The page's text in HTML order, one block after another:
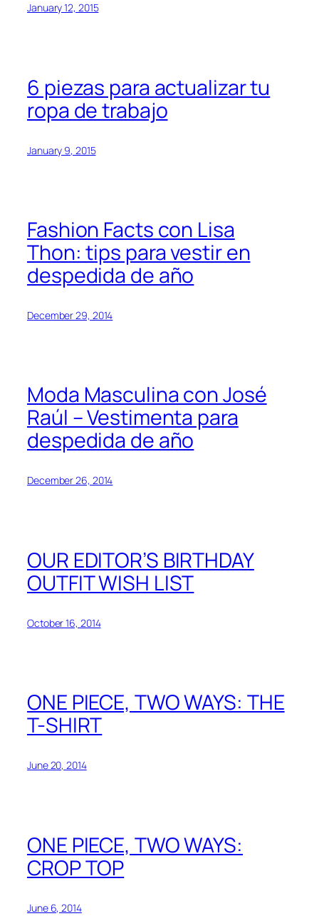
January 12, 2015
6 piezas para actualizar tu
ropa de trabajo
January 9, 2015
Fashion Facts con Lisa
Thon: tips para vestir en
despedida de año
December 29, 2014
Moda Masculina con José
Raúl – Vestimenta para
despedida de año
December 26, 2014
OUR EDITOR’S BIRTHDAY
OUTFIT WISH LIST
October 16, 2014
ONE PIECE, TWO WAYS: THE
T-SHIRT
June 20, 2014
ONE PIECE, TWO WAYS:
CROP TOP
June 6, 2014